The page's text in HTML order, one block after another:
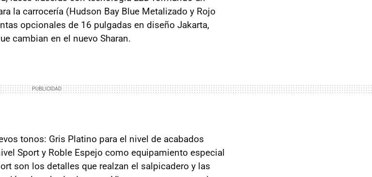
la carrocería (Hudson Bay Blue Metalizado y Rojo
opcionales de 16 pulgadas en diseño Jakarta,
cambian en el nuevo Sharan.
tonos: Gris Platino para el nivel de acabados
Sport y Roble Espejo como equipamiento especial
son los detalles que realzan el salpicadero y las